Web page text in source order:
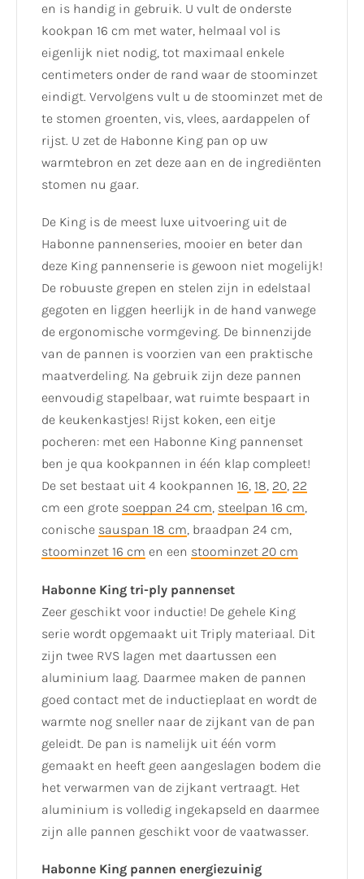
en is handig in gebruik. U vult de onderste
kookpan 16 cm met water, helmaal vol is
eigenlijk niet nodig, tot maximaal enkele
centimeters onder de rand waar de stoominzet
eindigt. Vervolgens vult u de stoominzet met de
te stomen groenten, vis, vlees, aardappelen of
rijst. U zet de Habonne King pan op uw
warmtebron en zet deze aan en de ingrediënten
stomen nu gaar.
De King is de meest luxe uitvoering uit de
Habonne pannenseries, mooier en beter dan
deze King pannenserie is gewoon niet mogelijk!
De robuuste grepen en stelen zijn in edelstaal
gegoten en liggen heerlijk in de hand vanwege
de ergonomische vormgeving. De binnenzijde
van de pannen is voorzien van een praktische
maatverdeling. Na gebruik zijn deze pannen
eenvoudig stapelbaar, wat ruimte bespaart in
de keukenkastjes! Rijst koken, een eitje
pocheren: met een Habonne King pannenset
ben je qua kookpannen in één klap compleet!
De set bestaat uit 4 kookpannen 16, 18, 20, 22
cm een grote soeppan 24 cm, steelpan 16 cm,
conische sauspan 18 cm, braadpan 24 cm,
stoominzet 16 cm en een stoominzet 20 cm
Habonne King tri-ply pannenset
Zeer geschikt voor inductie! De gehele King
serie wordt opgemaakt uit Triply materiaal. Dit
zijn twee RVS lagen met daartussen een
aluminium laag. Daarmee maken de pannen
goed contact met de inductieplaat en wordt de
warmte nog sneller naar de zijkant van de pan
geleidt. De pan is namelijk uit één vorm
gemaakt en heeft geen aangeslagen bodem die
het verwarmen van de zijkant vertraagt. Het
aluminium is volledig ingekapseld en daarmee
zijn alle pannen geschikt voor de vaatwasser.
Habonne King pannen energiezuinig